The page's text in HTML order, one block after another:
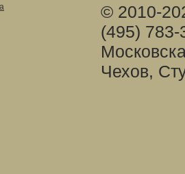
© 2010-
(495)
Чехов,